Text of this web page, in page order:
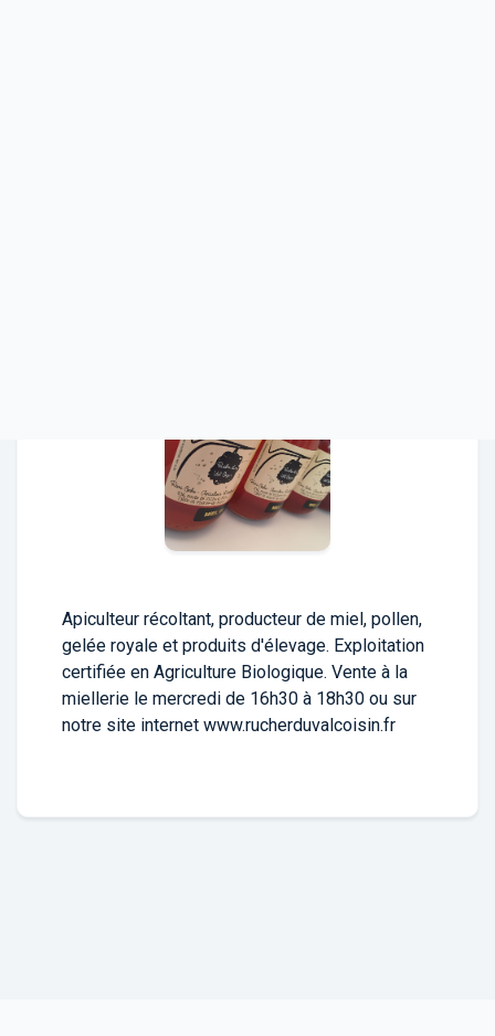
Apiculteur récoltant, producteur de miel, pollen,
gelée royale et produits d'élevage. Exploitation
certifiée en Agriculture Biologique. Vente à la
miellerie le mercredi de 16h30 à 18h30 ou sur
notre site internet www.rucherduvalcoisin.fr